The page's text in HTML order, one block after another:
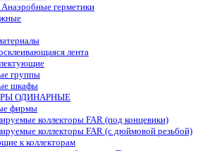
герметики
лента
группы
шкафы
ОДИНАРНЫЕ
фирмы
коллекторы FAR (под концевики)
коллекторы FAR (с дюймовой резьбой)
к коллекторам